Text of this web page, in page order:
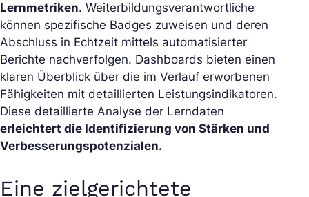
Lernmetriken. Weiterbildungsverantwortliche
können spezifische Badges zuweisen und deren
Abschluss in Echtzeit mittels automatisierter
Berichte nachverfolgen. Dashboards bieten einen
klaren Überblick über die im Verlauf erworbenen
Fähigkeiten mit detaillierten Leistungsindikatoren.
Diese detaillierte Analyse der Lerndaten
erleichtert die Identifizierung von Stärken und
Verbesserungspotenzialen.
Eine zielgerichtete